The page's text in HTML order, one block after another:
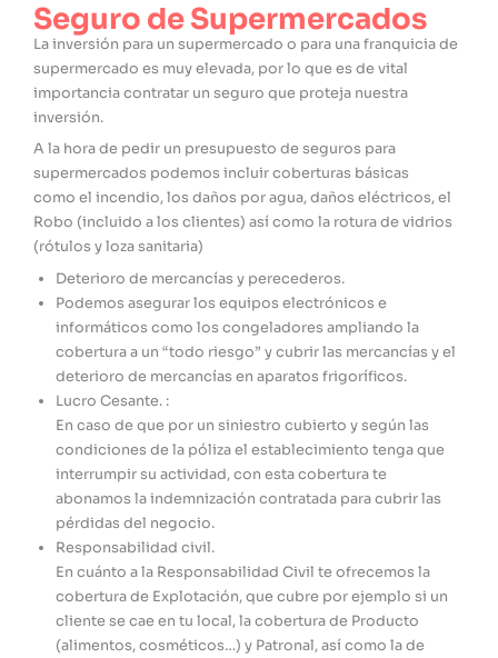
Seguro de Supermercados
La inversión para un supermercado o para una franquicia de
supermercado es muy elevada, por lo que es de vital
importancia contratar un seguro que proteja nuestra
inversión.
A la hora de pedir un presupuesto de seguros para
supermercados podemos incluir coberturas básicas
como el incendio, los daños por agua, daños eléctricos, el
Robo (incluido a los clientes) así como la rotura de vidrios
(rótulos y loza sanitaria)
Deterioro de mercancías y perecederos.
Podemos asegurar los equipos electrónicos e
informáticos como los congeladores ampliando la
cobertura a un “todo riesgo” y cubrir las mercancías y el
deterioro de mercancías en aparatos frigoríficos.
Lucro Cesante. :
En caso de que por un siniestro cubierto y según las
condiciones de la póliza el establecimiento tenga que
interrumpir su actividad, con esta cobertura te
abonamos la indemnización contratada para cubrir las
pérdidas del negocio.
Responsabilidad civil.
En cuánto a la Responsabilidad Civil te ofrecemos la
cobertura de Explotación, que cubre por ejemplo si un
cliente se cae en tu local, la cobertura de Producto
(alimentos, cosméticos…) y Patronal, así como la de